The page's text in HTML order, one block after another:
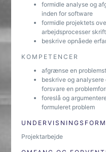
formidle analyse og
inden for software
formidle projektets
arbejdsprocesser
beskrive opnåede
KOMPETENCER
afgrænse en
beskrive og
forsvare en
foreslå og
formuleret problem
UNDERVISNINGSFORM
Projektarbejde